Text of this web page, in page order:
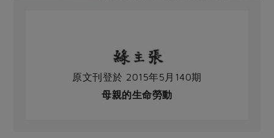
原文刊登於 2015年5月140期
母親的生命勞動